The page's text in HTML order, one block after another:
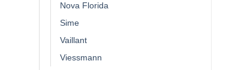
Nova Florida
Sime
Vaillant
Viessmann